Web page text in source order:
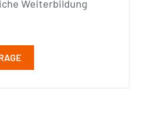
Weiterbildung